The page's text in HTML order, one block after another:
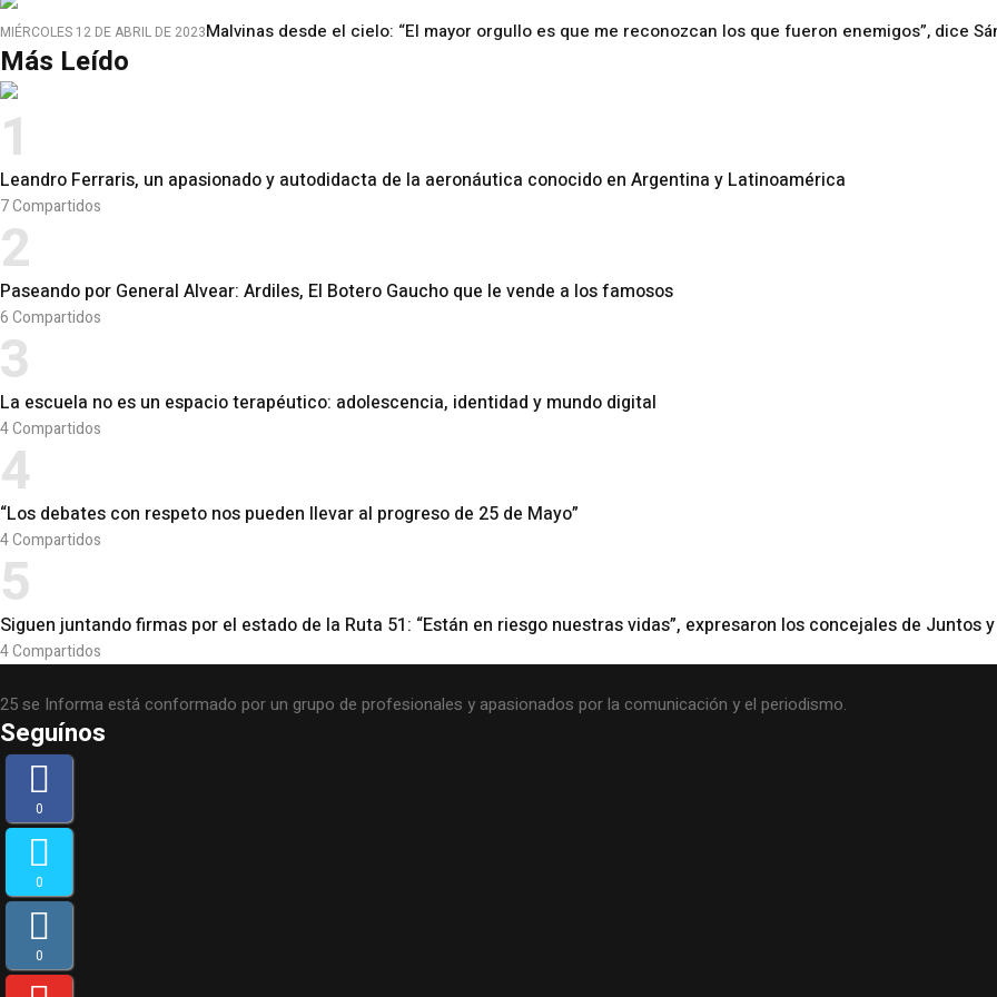
MIÉRCOLES 12 DE ABRIL DE 2023Malvinas desde el cielo: “El mayor orgullo es que me reconozcan los que fueron enemigos”, dice
Más Leído
1
Leandro Ferraris, un apasionado y autodidacta de la aeronáutica conocido en Argentina y Latinoamérica
7Compartidos
2
Paseando por General Alvear: Ardiles, El Botero Gaucho que le vende a los famosos
6Compartidos
3
La escuela no es un espacio terapéutico: adolescencia, identidad y mundo digital
4Compartidos
4
“Los debates con respeto nos pueden llevar al progreso de 25 de Mayo”
4Compartidos
5
Siguen juntando firmas por el estado de la Ruta 51: “Están en riesgo nuestras vidas”, expresaron los concejales de Juntos
4Compartidos
25 se Informa está conformado por un grupo de profesionales y apasionados por la comunicación y el periodismo.
Seguínos
0
0
0